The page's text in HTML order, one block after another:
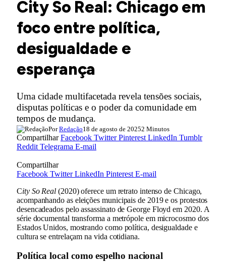
City So Real: Chicago em
foco entre política,
desigualdade e
esperança
Uma cidade multifacetada revela tensões sociais,
disputas políticas e o poder da comunidade em
tempos de mudança.
Por Redação18 de agosto de 20252 Minutos
CompartilharFacebook Twitter Pinterest LinkedIn Tumblr
Reddit Telegrama E-mail
Compartilhar
Facebook Twitter LinkedIn Pinterest E-mail
City So Real (2020) oferece um retrato intenso de Chicago,
acompanhando as eleições municipais de 2019 e os protestos
desencadeados pelo assassinato de George Floyd em 2020. A
série documental transforma a metrópole em microcosmo dos
Estados Unidos, mostrando como política, desigualdade e
cultura se entrelaçam na vida cotidiana.
Política local como espelho nacional